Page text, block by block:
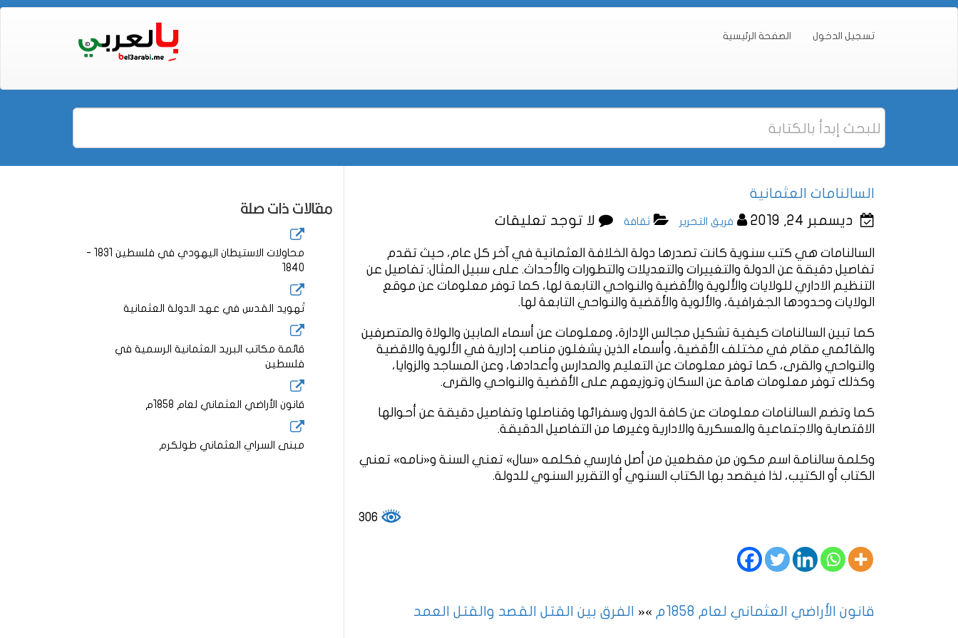
الصفحة الرئيسية تسجيل الدخول
مقالات ذات صلة
محاولات الاستيطان اليهودي في فلسطين 1831 -
1840
تَهويد القدس في عهد الدولة العثمانية
قائمة مكاتب البريد العثمانية الرسمية في
فلسطين
قانون الأراضي العثماني لعام 1858م
مبنى السراي العثماني طولكرم
السالنامات العثمانية
ديسمبر 24, 2019
فريق التحرير ثقافة لا توجد تعليقات
السالنامات هي كتب سنوية كانت تصدرها دولة الخلافة العثمانية في آخر كل عام، حيث تقدم
تفاصيل دقيقة عن الدولة والتغييرات والتعديلات والتطورات والأحداث. على سبيل المثال: تفاصيل عن
التنظيم الاداري للولايات والألوية والأقضية والنواحي التابعة لها، كما توفر معلومات عن موقع
الولايات وحدودها الجغرافية، والألوية والأقضية والنواحي التابعة لها.
كما تبين السالنامات كيفية تشكيل مجالس الإدارة، ومعلومات عن أسماء المابين والولاة والمتصرفين
والقائمي مقام في مختلف الأقضية، وأسماء الذين يشغلون مناصب إدارية في الألوية والاقضية
والنواحي والقرى، كما توفر معلومات عن التعليم والمدارس وأعدادها، وعن المساجد والزوايا،
وكذلك توفر معلومات هامة عن السكان وتوزيعهم على الأقضية والنواحي والقرى.
كما وتضم السالنامات معلومات عن كافة الدول وسفرائها وقناصلها وتفاصيل دقيقة عن أحوالها
الاقتصاية والاجتماعية والعسكرية والادارية وغيرها من التفاصيل الدقيقة.
وكلمة سالنامة اسم مكون من مقطعين من أصل فارسي فكلمه «سال» تعني السنة و«نامه» تعني
الكتاب أو الكتيب، لذا فيقصد بها الكتاب السنوي أو التقرير السنوي للدولة.
« الفرق بين القتل القصد والقتل العمد قانون الأراضي العثماني لعام 1858م »